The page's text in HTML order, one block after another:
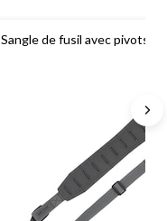
Sangle de fusil avec pivots